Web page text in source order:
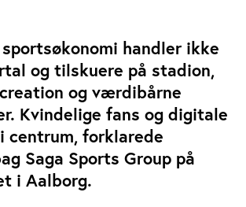
handler ikke
og tilskuere på stadion,
og værdibårne
Kvindelige fans og digitale
forklarede
Saga Sports Group på
i Aalborg.